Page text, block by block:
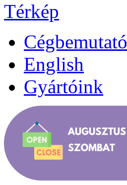
Térkép
Cégbemutató
English
Gyártóink